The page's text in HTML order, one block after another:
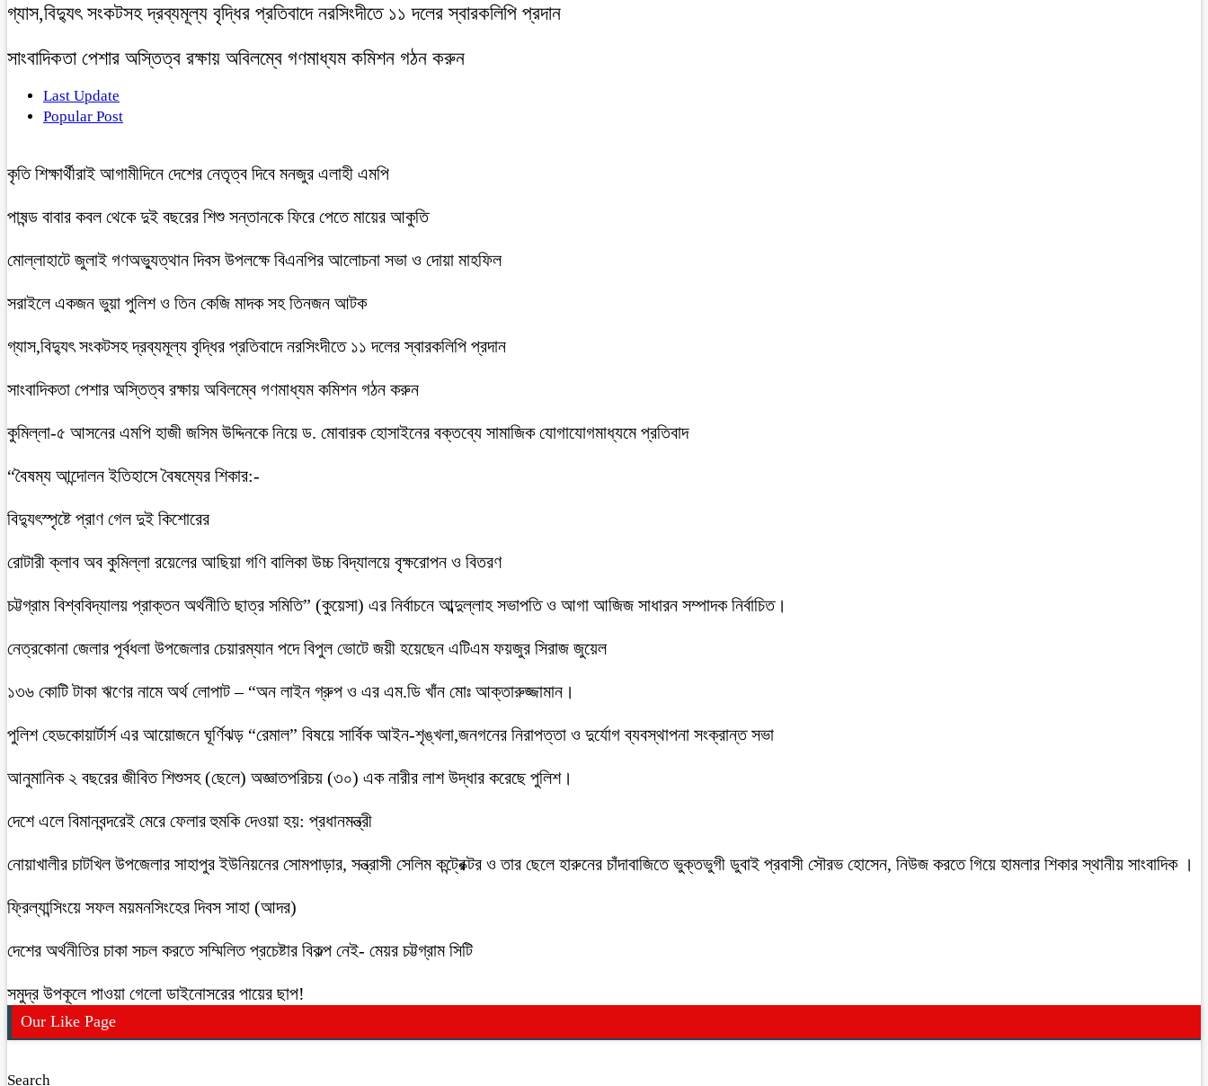
গ্যাস,বিদ্যুৎ সংকটসহ দ্রব্যমূল্য বৃদ্ধির প্রতিবাদে নরসিংদীতে ১১ দলের স্বারকলিপি প্রদান
সাংবাদিকতা পেশার অস্তিত্ব রক্ষায় অবিলম্বে গণমাধ্যম কমিশন গঠন করুন
Last Update
Popular Post
কৃতি শিক্ষার্থীরাই আগামীদিনে দেশের নেতৃত্ব দিবে মনজুর এলাহী এমপি
পাষন্ড বাবার কবল থেকে দুই বছরের শিশু সন্তানকে ফিরে পেতে মায়ের আকুতি
মোল্লাহাটে জুলাই গণঅভ্যুত্থান দিবস উপলক্ষে বিএনপির আলোচনা সভা ও দোয়া মাহফিল
সরাইলে একজন ভুয়া পুলিশ ও তিন কেজি মাদক সহ তিনজন আটক
গ্যাস,বিদ্যুৎ সংকটসহ দ্রব্যমূল্য বৃদ্ধির প্রতিবাদে নরসিংদীতে ১১ দলের স্বারকলিপি প্রদান
সাংবাদিকতা পেশার অস্তিত্ব রক্ষায় অবিলম্বে গণমাধ্যম কমিশন গঠন করুন
কুমিল্লা-৫ আসনের এমপি হাজী জসিম উদ্দিনকে নিয়ে ড. মোবারক হোসাইনের বক্তব্যে সামাজিক যোগাযোগমাধ্যমে প্রতিবাদ
“বৈষম্য আন্দোলন ইতিহাসে বৈষম্যের শিকার:-
বিদ্যুৎস্পৃষ্টে প্রাণ গেল দুই কিশোরের
রোটারী ক্লাব অব কুমিল্লা রয়েলের আছিয়া গণি বালিকা উচ্চ বিদ্যালয়ে বৃক্ষরোপন ও বিতরণ
চট্টগ্রাম বিশ্ববিদ্যালয় প্রাক্তন অর্থনীতি ছাত্র সমিতি” (কুয়েসা) এর নির্বাচনে আব্দুল্লাহ সভাপতি ও আগা আজিজ সাধারন সম্পাদক নির্বাচিত।
নেত্রকোনা জেলার পূর্বধলা উপজেলার চেয়ারম্যান পদে বিপুল ভোটে জয়ী হয়েছেন এটিএম ফয়জুর সিরাজ জুয়েল
১৩৬ কোটি টাকা ঋণের নামে অর্থ লোপাট – “অন লাইন গ্রুপ ও এর এম.ডি খাঁন মোঃ আক্তারুজ্জামান।
পুলিশ হেডকোয়ার্টার্স এর আয়োজনে ঘূর্ণিঝড় “রেমাল” বিষয়ে সার্বিক আইন-শৃঙ্খলা,জনগনের নিরাপত্তা ও দুর্যোগ ব্যবস্থাপনা সংক্রান্ত সভা
আনুমানিক ২ বছরের জীবিত শিশুসহ (ছেলে) অজ্ঞাতপরিচয় (৩০) এক নারীর লাশ উদ্ধার করেছে পুলিশ।
দেশে এলে বিমানবন্দরেই মেরে ফেলার হুমকি দেওয়া হয়: প্রধানমন্ত্রী
নোয়াখালীর চাটখিল উপজেলার সাহাপুর ইউনিয়নের সোমপাড়ার, সন্ত্রাসী সেলিম কন্ট্রেক্টর ও তার ছেলে হারুনের চাঁদাবাজিতে ভুক্তভুগী ডুবাই প্রবাসী সৌরভ হোসেন, নিউজ করতে গিয়ে হামলার শিকার স্থানীয় সাংবাদিক ।
ফ্রিল্যান্সিংয়ে সফল ময়মনসিংহের দিবস সাহা (আদর)
দেশের অর্থনীতির চাকা সচল করতে সম্মিলিত প্রচেষ্টার বিকল্প নেই- মেয়র চট্টগ্রাম সিটি
সমুদ্র উপকূলে পাওয়া গেলো ডাইনোসরের পায়ের ছাপ!
Our Like Page
Search